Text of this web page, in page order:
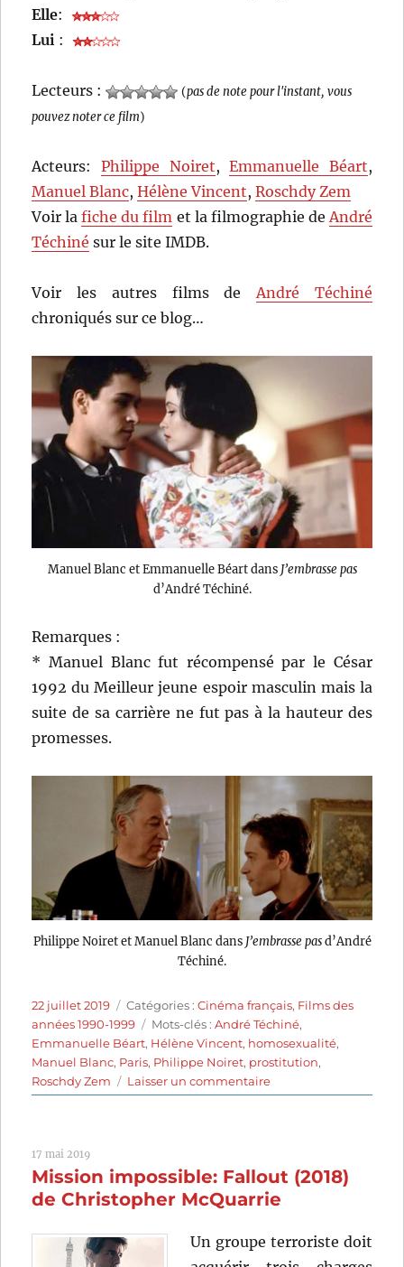
Elle:
Lui :
Lecteurs : (pas de note pour l'instant, vous
pouvez noter ce film)
Acteurs: Philippe Noiret,Emmanuelle Béart,
Manuel Blanc,Hélène Vincent,Roschdy Zem
Voir lafiche du film et la filmographie deAndré
Téchiné sur le site IMDB.
Voir les autres films deAndré Téchiné
chroniqués sur ce blog…
Manuel Blanc et Emmanuelle Béart dans J’embrasse pas
d’André Téchiné.
Remarques :
* Manuel Blanc fut récompensé par le César
1992 du Meilleur jeune espoir masculin mais la
suite de sa carrière ne fut pas à la hauteur des
promesses.
Philippe Noiret et Manuel Blanc dans J’embrasse pasd’André
Téchiné.
Publié
le
22 juillet 2019 Catégories
Catégories :Cinéma français, Films des
années 1990-1999
Étiquettes
Mots-clés :André Téchiné,
Emmanuelle Béart, Hélène Vincent, homosexualité,
Manuel Blanc, Paris, Philippe Noiret, prostitution,
Roschdy Zem
Laisser un commentairesur
J’embrasse
André
Téchiné
17 mai 2019
Mission impossible: Fallout (2018)
de Christopher McQuarrie
Un groupe terroriste doit